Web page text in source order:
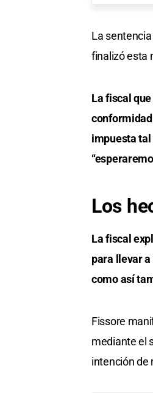
La
finalizó esta
La fiscal
impuesta tal
Los
La fiscal
para llevar
como así
Fissore
mediante el
intención de